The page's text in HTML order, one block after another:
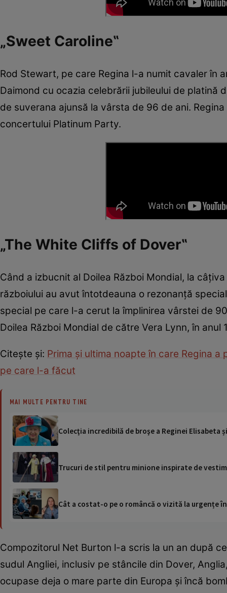
„Sweet Caroline‟
Rod Stewart, pe care Regina l-a numit cavaler în
Daimond cu ocazia celebrării jubileului de platină
de suverana ajunsă la vârsta de 96 de ani.
concertului Platinum Party.
„The White Cliffs of Dover‟
Când a izbucnit al Doilea Război Mondial, la
războiului au avut întotdeauna o rezonanță
special pe care l-a cerut la împlinirea vârstei de
Doilea Război Mondial de către Vera Lynn, în anul
Citește și: Prima şi ultima noapte în care Regina
pe care l-a făcut
MAI MULTE PENTRU TINE
Colecţia incredibilă de broşe a Reginei Elisabeta
Trucuri de stil pentru minione inspirate de
Cât a costat-o pe o româncă o vizită la urgențe
Compozitorul Net Burton l-a scris la un an după
sudul Angliei, inclusiv pe stâncile din Dover,
ocupase deja o mare parte din Europa și încă